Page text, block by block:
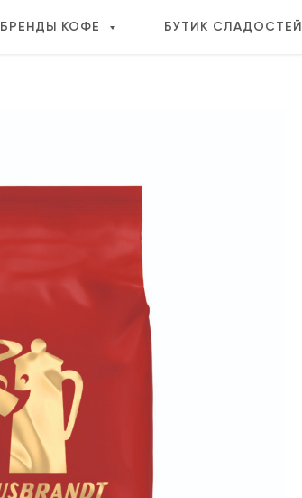
БРЕНДЫ КОФЕ БУТИК СЛАДОСТЕЙ